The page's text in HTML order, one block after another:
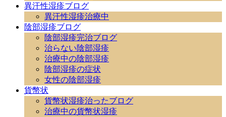
異汗性湿疹ブログ
異汗性湿疹治療中
陰部湿疹ブログ
陰部湿疹完治ブログ
治らない陰部湿疹
治療中の陰部湿疹
陰部湿疹の症状
女性の陰部湿疹
貨幣状
貨幣状湿疹治ったブログ
治療中の貨幣状湿疹